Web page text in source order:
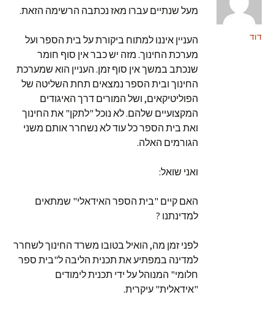
דוד
מעל שנתיים עברו מאז נכתבה הרשימה הזאת.
העניין איננו למתוח ביקורת על בית הספר ועל
מערכת החינוך. מזה יש כבר אין סוף חומר
שנכתב במשך אין סוף זמן. העניין הוא שמערכת
החינוך ובית הספר נמצאים תחת השליטה של
הפוליטיקאים, ושל המורים דרך האיגודים
המקצועיים שלהם. לא נוכל "לתקן" את החינוך
ואת בית הספר כל עוד לא נשחרר אותם משני
הגורמים האלה.
ואני שואל:
האם קיים "בית הספר האידאלי" שמתאים
למדינתנו ?
לפני זמן מה, הואיל בטובו משרד החינוך לשחרר
למדינה במפתיע את תכנית הליבה ל"בית ספר
חלומי" המנוהל על ידי תכנית לימודים
"אידאלית" עיקרית.